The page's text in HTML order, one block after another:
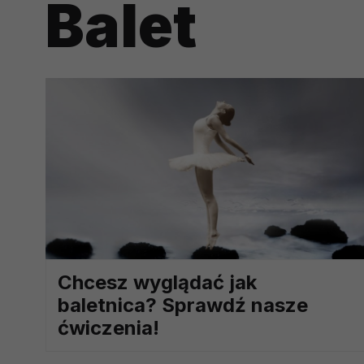
Balet
Chcesz wyglądać jak
baletnica? Sprawdź nasze
ćwiczenia!
potrzebom
Komu możemy przekazać dane?
np. agencjom marketingowym,
obowiązującego prawa np.
prawną. Pragniemy też
Zaufanych parterów.
Jakie masz prawa w stosunku
Masz między innymi prawo do
także wycofać zgodę na
szczegółowo tutaj.
Jakie są podstawy prawne
Każde przetwarzanie Twoich